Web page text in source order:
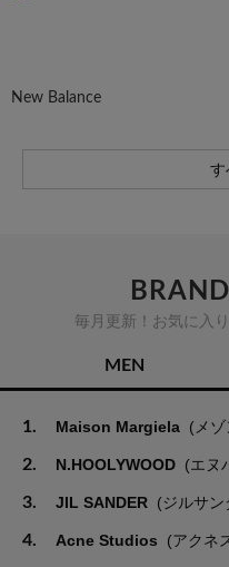
New Balance
す
毎月更新！お気に入
MEN
1. Maison Margiela (メ
2. N.HOOLYWOOD (エヌ
3. JIL SANDER (ジルサン
4. Acne Studios (アクネ